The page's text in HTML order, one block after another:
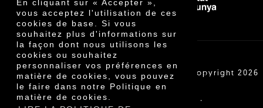
En cliquant sur « Accepter »,
vous acceptez l'utilisation de ces
cookies de base. Si vous
souhaitez plus d'informations sur
la façon dont nous utilisons les
cookies ou souhaitez
personnaliser vos préférences en
matière de cookies, vous pouvez
le faire dans notre Politique en
matière de cookies.
Cooperativa Agrícola de Cambrils SCCL | Copyright 2026
©
Avis légal·
·